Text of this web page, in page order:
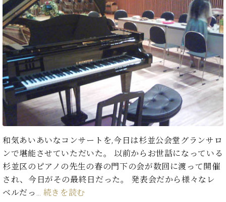
ン
サ
ト /
C.
ベ
ヒ
シ
ュ
タ
イ
ン
レ
ジ
デ
ン
ス
ノ
技
術
ン
ド
ピ
ア
ノ
を
作
る
こ
と
色
と
タ
ッ
ベ
ヒ
シ
ュ
タ
イ
ン
の
密
タ
イ
ン
ブ
ラ
ン
ド
ヒ
ス
ト
ー
音
楽
家
ニ
内
各
店
舗
か
ら
の
お
知
ら
(入
荷
情
報
し
た
い！
学
び
た
い！
録
音
し
た
い！
と
方
は、
お
ベ
ヒ
シ
ュ
タ
イ
ン・
サ
ロ
ン
会
員
ベ
ヒ
ュ
和気あいあいなコンサートを,今日は杉並公会堂グランサロ
ンで堪能させていただいた。 以前からお世話になっている
杉並区のピアノの先生の春の門下の会が数回に渡って開催
され、今日がその最終日だった。 発表会だから様々なレ
ベルだっ… 続きを読む